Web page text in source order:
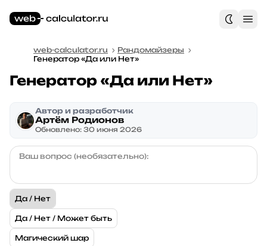
web-calculator.ru
Рандомайзеры
Генератор «Да или Нет»
Генератор «Да или Нет»
Автор и разработчик
Артём Родионов
Обновлено: 30 июня 2026
Ваш вопрос (необязательно):
Да / Нет
Да / Нет / Может быть
Магический шар